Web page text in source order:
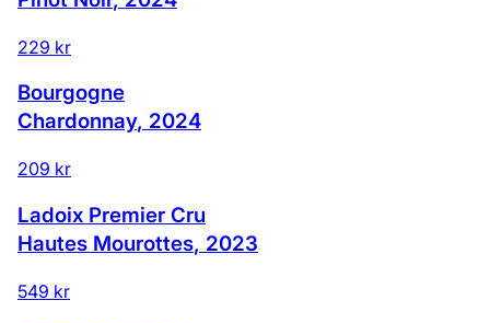
229 kr
Bourgogne
Chardonnay, 2024
209 kr
Ladoix Premier Cru
Hautes Mourottes, 2023
549 kr